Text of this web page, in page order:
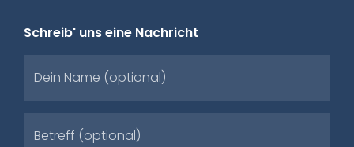
Schreib' uns eine Nachricht
Dein Name (optional)
Betreff (optional)